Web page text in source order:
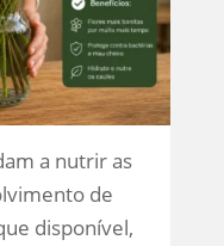
a nutrir as
de
disponível,